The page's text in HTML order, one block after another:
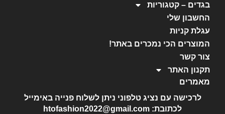
בגדים – קטגוריות
החשבון שלי
עגלת קניות
המוצרים הכי נמכרים באתר!
צור קשר
תקנון האתר
מאמרים
לרכישה עם נציג טלפוני ניתן לשלוח פנייה באימייל
לכתובת: htofashion2022@gmail.com